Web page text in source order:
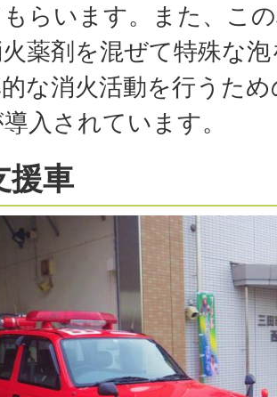
らいます。また、こ
薬剤を混ぜて特殊な
な消火活動を行うた
入されています。
援車